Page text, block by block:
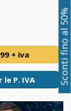
+ iva
le P. IVA Sconti fino al 50%